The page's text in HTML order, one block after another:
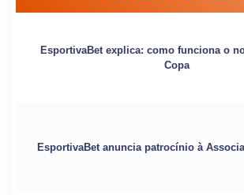
EsportivaBet explica: como funciona o
Copa
EsportivaBet anuncia patrocínio à